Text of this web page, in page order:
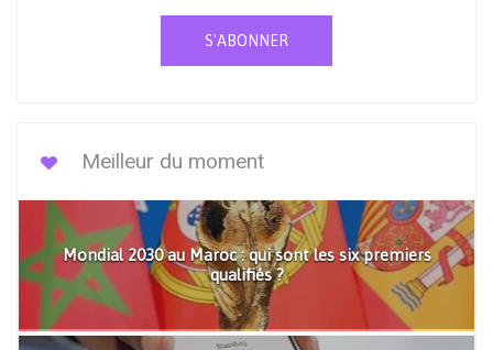
S'ABONNER
Meilleur du moment
Mondial 2030 au Maroc : qui sont les six premiers
qualifiés ?